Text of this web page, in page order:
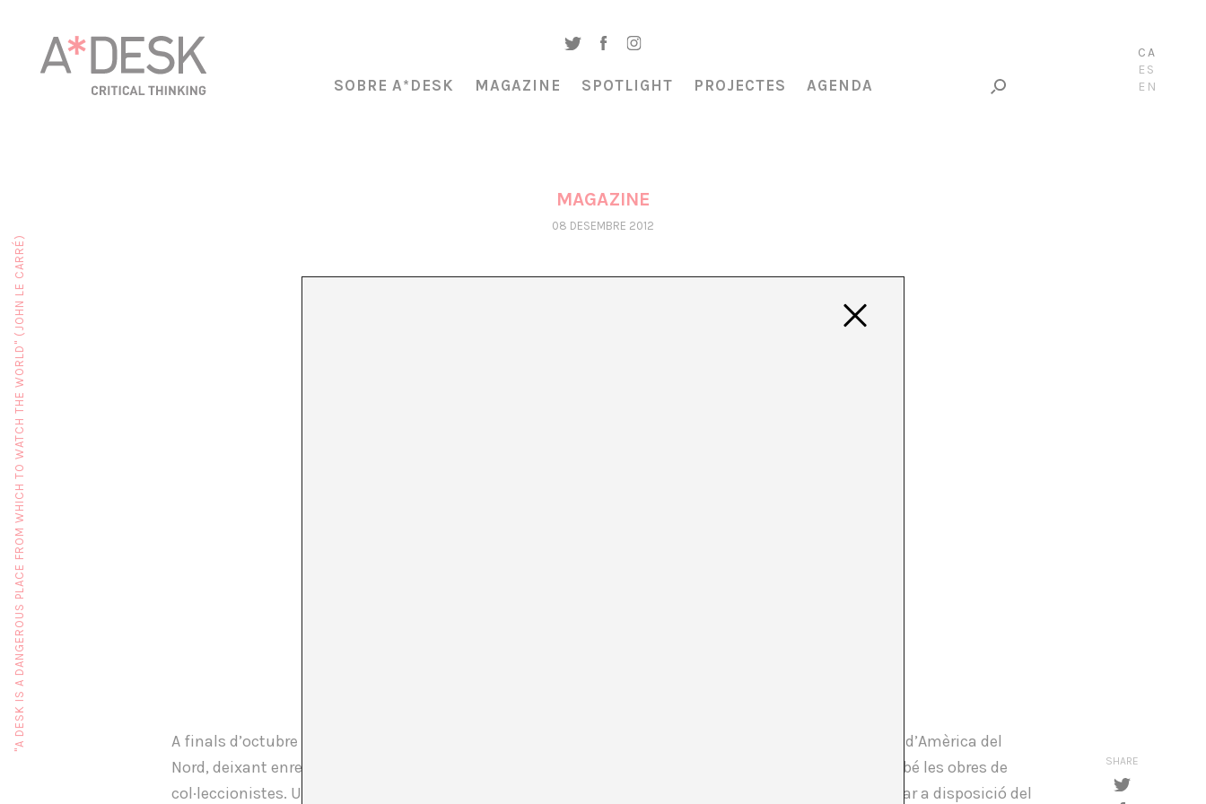
CA
ES
EN
SOBRE A*DESK MAGAZINE SPOTLIGHT PROJECTES AGENDA
MAGAZINE
08 DESEMBRE 2012
A finals d’octubre l’huracà Sandy va arribar a Nova York. Després d’arrasar parts del Carib i la costa est d’Amèrica del
Nord, deixant enrere danys humans i estructurals, les inundacions que va comportar van afectar també les obres de
col·leccionistes. Un cop aïllada i amarada la ciutat, el MoMA es va activar com a recurs públic i va posar a disposició del
SHARE
"A DESK IS A DANGEROUS PLACE FROM WHICH TO WATCH THE WORLD" (JOHN LE CARRÉ)